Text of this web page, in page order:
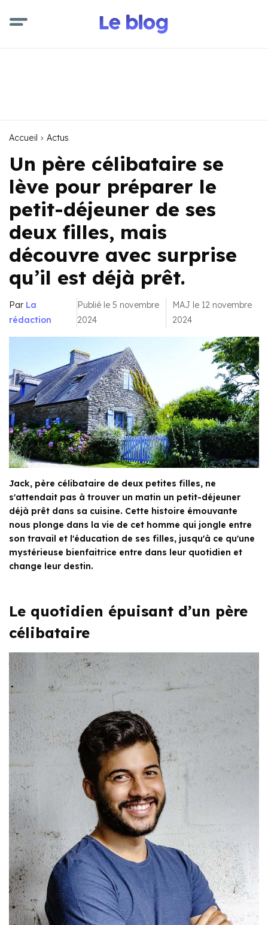
Accueil Actus
Un père célibataire se
lève pour préparer le
petit-déjeuner de ses
deux filles, mais
découvre avec surprise
qu’il est déjà prêt.
Par La
rédaction
Publié le 5 novembre
2024
MAJ le 12 novembre
2024
Jack, père célibataire de deux petites filles, ne
s'attendait pas à trouver un matin un petit-déjeuner
déjà prêt dans sa cuisine. Cette histoire émouvante
nous plonge dans la vie de cet homme qui jongle entre
son travail et l'éducation de ses filles, jusqu'à ce qu'une
mystérieuse bienfaitrice entre dans leur quotidien et
change leur destin.
Le quotidien épuisant d’un père
célibataire